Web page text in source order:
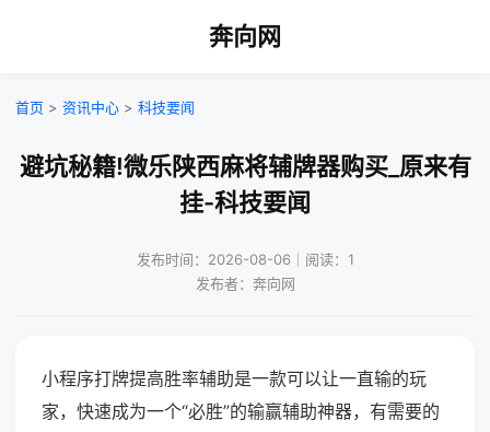
奔向网
首页 > 资讯中心 > 科技要闻
避坑秘籍!微乐陕西麻将辅牌器购买_原来有
挂-科技要闻
发布时间：2026-08-06｜阅读：1
发布者：奔向网
小程序打牌提高胜率辅助是一款可以让一直输的玩
家，快速成为一个“必胜”的输赢辅助神器，有需要的